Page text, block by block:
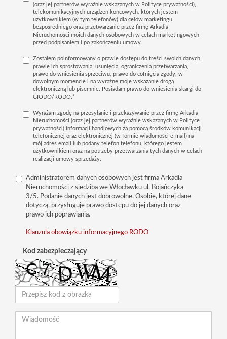
(oraz jej partnerów wyraźnie wskazanych w Polityce prywatności),
telekomunikacyjnych urządzeń końcowych, których jestem
użytkownikiem (w tym telefonów) dla celów marketingu
bezpośredniego oraz przetwarzanie przez firmę Arkadia
Nieruchomości moich danych osobowych w celach marketingowych
przed podpisaniem i po zakończeniu umowy.
Zostałem poinformowany o prawie dostępu do treści swoich danych,
prawie ich sprostowania, usunięcia, ograniczenia przetwarzania,
prawo do wniesienia sprzeciwu, prawo do cofnięcia zgody, w
dowolnym momencie i na wyraźne moje wskazanie drogą
elektroniczną lub pisemnie. Posiadam prawo do wniesienia skargi do
GIODO/RODO.*
Wyrażam zgodę na przesyłanie i przekazywanie przez firmę Arkadia
Nieruchomości (oraz jej partnerów wyraźnie wskazanych w Polityce
prywatności) informacji handlowych za pomocą środków komunikacji
telefonicznej oraz elektronicznej (w formie wiadomości e-mail) na
mój adres email lub podany telefon telefonu, którego jestem
użytkownikiem oraz na potrzeby przetwarzania tych danych w celach
realizacji umowy sprzedaży.
Administratorem danych osobowych jest firma Arkadia
Nieruchomości z siedzibą we Włocławku ul. Bojańczyka
3/5. Podanie danych jest dobrowolne. Osobie, której dane
dotyczą, przysługuje prawo dostępu do jej danych oraz
prawo ich poprawiania.
Klauzula obowiązku informacyjnego RODO
Kod zabezpieczający